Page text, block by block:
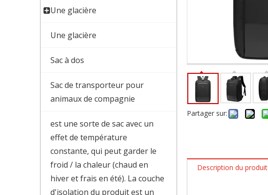
Une glacière
Une glacière
Sac à dos
Sac de transporteur pour
animaux de compagnie
est une sorte de sac avec un
effet de température
constante, qui peut garder le
froid / la chaleur (chaud en
hiver et frais en été). La couche
d'isolation du produit est un
Partager sur:
Description du produit